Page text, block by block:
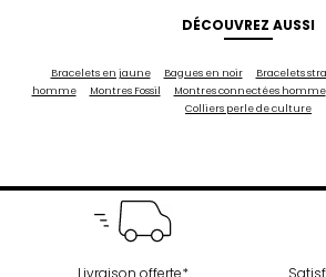
DÉCOUVREZ AUSSI
Bracelets en jaune Bagues en noir Bracelets
homme
Montres Fossil Montres connectées homme
Colliers perle de culture
Livraison offerte*